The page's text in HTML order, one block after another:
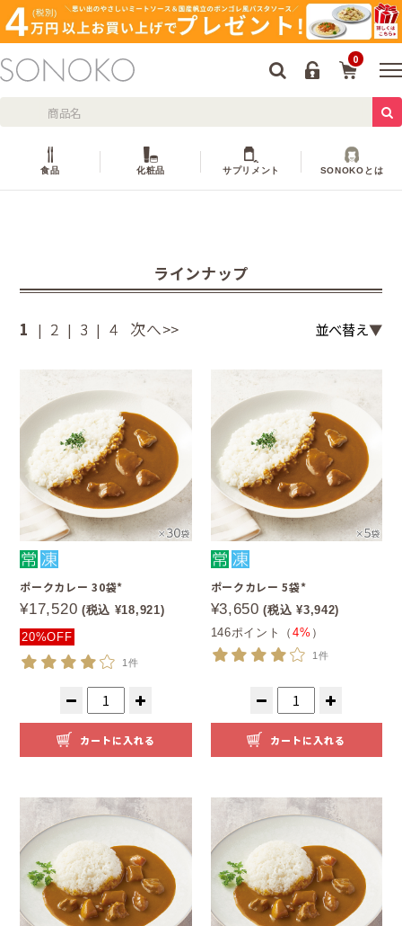
0
食品 化粧品 サプリメント SONOKOとは
ラインナップ
並べ替え
1 | 2 | 3 | 4 次へ>>
ポークカレー 30袋*
¥17,520 (税込 ¥18,921)
20%OFF
1件
カートに入れる
ポークカレー 5袋*
¥3,650 (税込 ¥3,942)
146ポイント（4% ）
1件
カートに入れる